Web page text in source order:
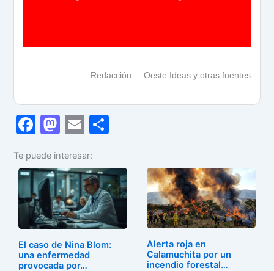
Redacción – Oeste Ideas y otras fuentes
F
c
e
b
o
o
k
M
st
o
d
o
n
E
ai
l
m
p
ar
tir
Te puede interesar:
El caso de Nina Blom:
una enfermedad
provocada por…
Alerta roja en
Calamuchita por un
incendio forestal…